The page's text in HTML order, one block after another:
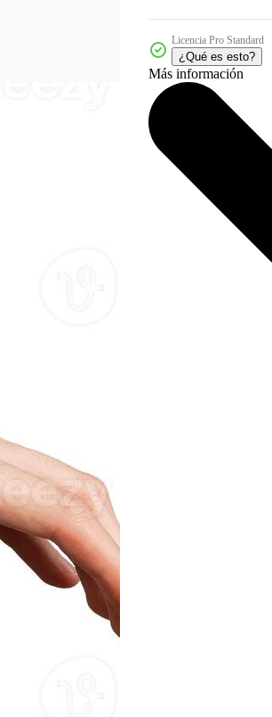
Licencia Pro Standard
¿Qué es esto?
Más información